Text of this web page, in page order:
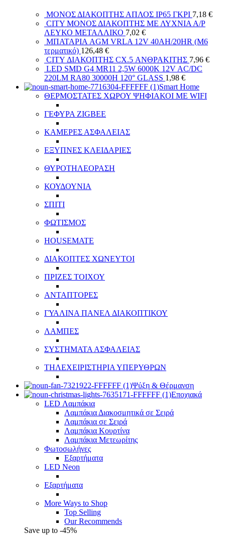
ΜΟΝΟΣ ΔΙΑΚΟΠΤΗΣ ΑΠΛΟΣ IP65 ΓΚΡΙ 7,18 €
CITY ΜΟΝΟΣ ΔΙΑΚΟΠΤΗΣ ΜΕ ΛΥΧΝΙΑ Α/Ρ
ΛΕΥΚΟ ΜΕΤΑΛΛΙΚΟ 7,02 €
ΜΠΑΤΑΡΙΑ AGM VRLA 12V 40AH/20HR (M6
τερματικό) 126,48 €
CITY ΔΙΑΚΟΠΤΗΣ СХ.5 ΑΝΘΡΑΚΙΤΗΣ 7,96 €
LED SMD G4 MR11 2,5W 6000K 12V AC/DC
220LM RA80 30000H 120° GLASS 1,98 €
Smart Home
ΘΕΡΜΟΣΤΑΤΕΣ ΧΩΡΟΥ ΨΗΦΙΑΚΟΙ ΜΕ WIFI
ΓΕΦΥΡΑ ZIGBEE
ΚΑΜΕΡΕΣ ΑΣΦΑΛΕΙΑΣ
ΕΞΥΠΝΕΣ ΚΛΕΙΔΑΡΙΕΣ
ΘΥΡΟΤΗΛΕΟΡΑΣΗ
ΚΟΥΔΟΥΝΙΑ
ΣΠΙΤΙ
ΦΩΤΙΣΜΟΣ
HOUSEMATE
ΔΙΑΚΟΠΤΕΣ ΧΩΝΕΥΤΟΙ
ΠΡΙΖΕΣ ΤΟΙΧΟΥ
ΑΝΤΑΠΤΟΡΕΣ
ΓΥΑΛΙΝΑ ΠΑΝΕΛ ΔΙΑΚΟΠΤΙΚΟΥ
ΛΑΜΠΕΣ
ΣΥΣΤΗΜΑΤΑ ΑΣΦΑΛΕΙΑΣ
ΤΗΛΕΧΕΙΡΙΣΤΗΡΙΑ ΥΠΕΡΥΘΡΩΝ
Ψύξη & Θέρμανση
Εποχιακά
LED Λαμπάκια
Λαμπάκια Διακοσμητικά σε Σειρά
Λαμπάκια σε Σειρά
Λαμπάκια Κουρτίνα
Λαμπάκια Μετεωρίτης
Φωτοσωλήνες
Εξαρτήματα
LED Neon
Εξαρτήματα
More Ways to Shop
Top Selling
Our Recommends
Save up to -45%